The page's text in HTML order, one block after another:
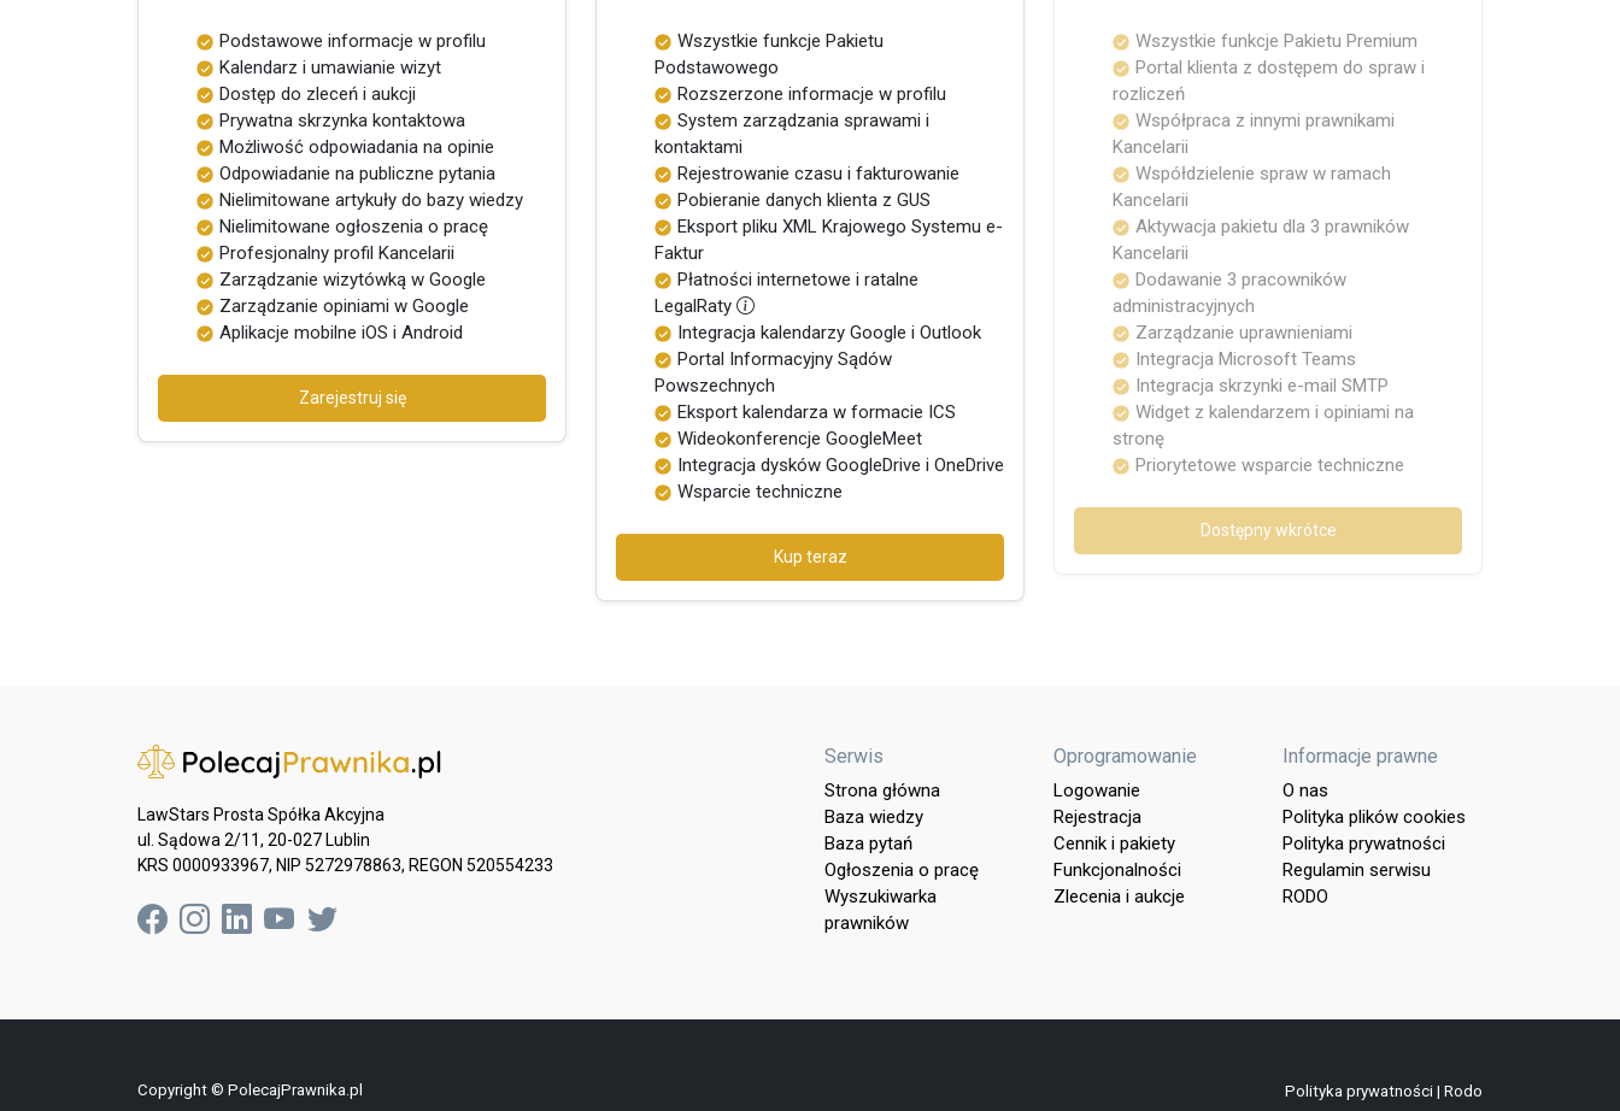
Podstawowe informacje w profilu
Kalendarz i umawianie wizyt
Dostęp do zleceń i aukcji
Prywatna skrzynka kontaktowa
Możliwość odpowiadania na opinie
Odpowiadanie na publiczne pytania
Nielimitowane artykuły do bazy wiedzy
Nielimitowane ogłoszenia o pracę
Profesjonalny profil Kancelarii
Zarządzanie wizytówką w Google
Zarządzanie opiniami w Google
Aplikacje mobilne iOS i Android
Zarejestruj się
Wszystkie funkcje Pakietu
Podstawowego
Rozszerzone informacje w profilu
System zarządzania sprawami i
kontaktami
Rejestrowanie czasu i fakturowanie
Pobieranie danych klienta z GUS
Eksport pliku XML Krajowego Systemu e-
Faktur
Płatności internetowe i ratalne
LegalRaty
Integracja kalendarzy Google i Outlook
Portal Informacyjny Sądów
Powszechnych
Eksport kalendarza w formacie ICS
Wideokonferencje GoogleMeet
Integracja dysków GoogleDrive i OneDrive
Wsparcie techniczne
Kup teraz
Wszystkie funkcje Pakietu Premium
Portal klienta z dostępem do spraw i
rozliczeń
Współpraca z innymi prawnikami
Kancelarii
Współdzielenie spraw w ramach
Kancelarii
Aktywacja pakietu dla 3 prawników
Kancelarii
Dodawanie 3 pracowników
administracyjnych
Zarządzanie uprawnieniami
Integracja Microsoft Teams
Integracja skrzynki e-mail SMTP
Widget z kalendarzem i opiniami na
stronę
Priorytetowe wsparcie techniczne
Dostępny wkrótce
LawStars Prosta Spółka Akcyjna
ul. Sądowa 2/11, 20-027 Lublin
KRS 0000933967, NIP 5272978863, REGON 520554233
Serwis
Strona główna
Baza wiedzy
Baza pytań
Ogłoszenia o pracę
Wyszukiwarka
prawników
Oprogramowanie
Logowanie
Rejestracja
Cennik i pakiety
Funkcjonalności
Zlecenia i aukcje
Informacje prawne
O nas
Polityka plików cookies
Polityka prywatności
Regulamin serwisu
RODO
Copyright © PolecajPrawnika.pl Polityka prywatności | Rodo